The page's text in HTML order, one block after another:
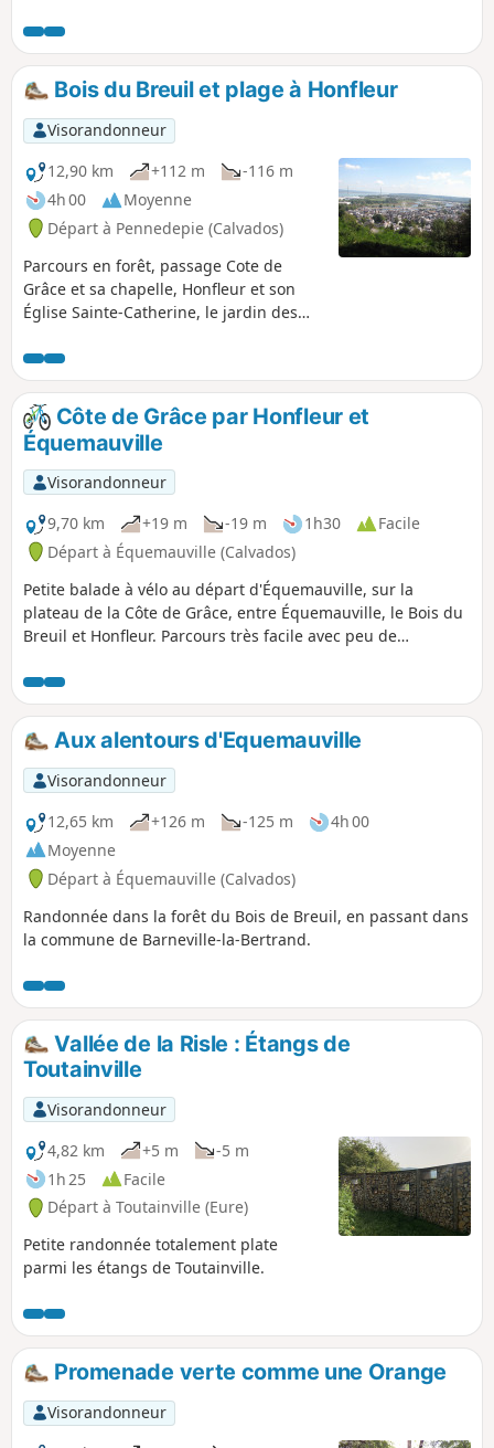
Bois du Breuil et plage à Honfleur
Visorandonneur
12,90 km
+112 m
-116 m
4h 00
Moyenne
Départ à Pennedepie (Calvados)
Parcours en forêt, passage Cote de
Grâce et sa chapelle, Honfleur et son
Église Sainte-Catherine, le jardin des
et retour dans le bois avec ses
rhododendrons.
Côte de Grâce par Honfleur et
Équemauville
Visorandonneur
9,70 km
+19 m -19 m 1h30
Facile
Départ à Équemauville (Calvados)
Petite balade à vélo au départ d'Équemauville, sur la
plateau de la Côte de Grâce, entre Équemauville, le Bois du
Breuil et Honfleur. Parcours très facile avec peu de
ombragée, elle est très facile et familiale (faite avec ma fille
de 9 ans).
Aux alentours d'Equemauville
Visorandonneur
12,65 km
+126 m -125 m
4h 00
Moyenne
Départ à Équemauville (Calvados)
Randonnée dans la forêt du Bois de Breuil, en passant dans
la commune de Barneville-la-Bertrand.
Vallée de la Risle : Étangs de
Toutainville
Visorandonneur
4,82 km
+5 m
-5 m
1h 25
Facile
Départ à Toutainville (Eure)
Petite randonnée totalement plate
parmi les étangs de Toutainville.
Promenade verte comme une Orange
Visorandonneur